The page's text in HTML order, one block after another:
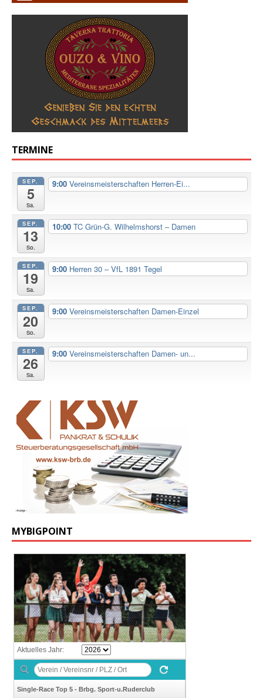
TERMINE
SEP.
5
Sa.
9:00 Vereinsmeisterschaften Herren-Ei...
SEP.
13
So.
10:00 TC Grün-G. Wilhelmshorst – Damen
SEP.
19
Sa.
9:00 Herren 30 – VfL 1891 Tegel
SEP.
20
So.
9:00 Vereinsmeisterschaften Damen-Einzel
SEP.
26
Sa.
9:00 Vereinsmeisterschaften Damen- un...
MYBIGPOINT